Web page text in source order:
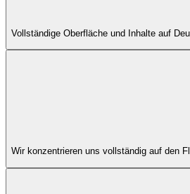
Vollständige Oberfläche und Inhalte auf
Wir konzentrieren uns vollständig auf den